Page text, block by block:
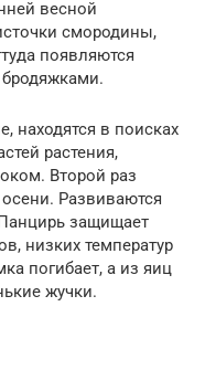
весной
смородины,
появляются
находятся в поисках
растения,
Второй раз
Развиваются
защищает
низких температур
погибает, а из яиц
жучки.